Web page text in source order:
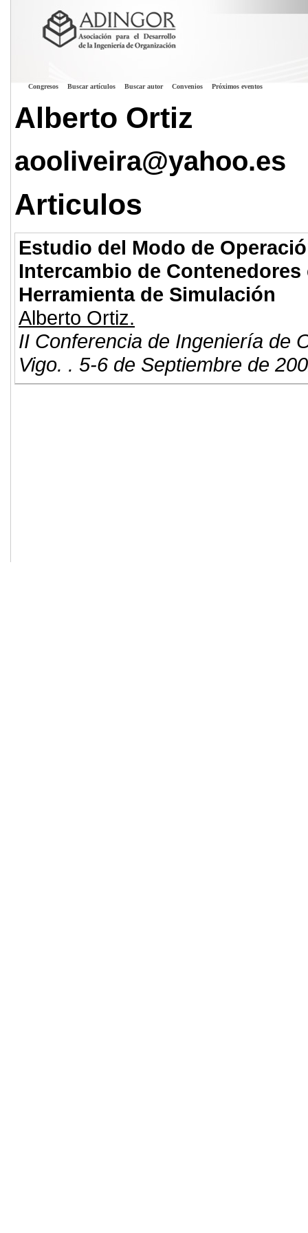
Congresos Buscar artículos Buscar autor Convenios Próximos eventos
Alberto Ortiz
aooliveira@yahoo.es
Articulos
Estudio del Modo de
Intercambio de
Herramienta de Simulación
Alberto Ortiz.
II Conferencia de Ingeniería de
Vigo. . 5-6 de Septiembre de